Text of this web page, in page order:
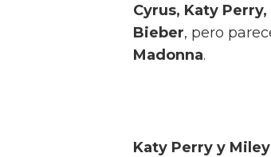
Cyrus, Katy
Bieber, pero
Madonna.
Katy Perry y